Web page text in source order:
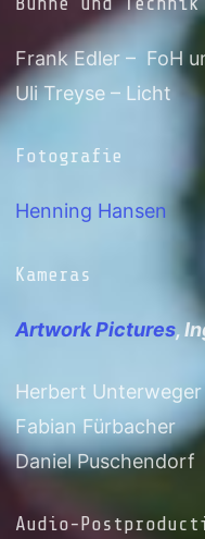
Frank Edler – FoH
Uli Treyse – Licht
Fotografie
Henning Hansen
Kameras
Artwork Pictures,
Herbert Unterweger
Fabian Fürbacher
Daniel Puschendorf
Audio-